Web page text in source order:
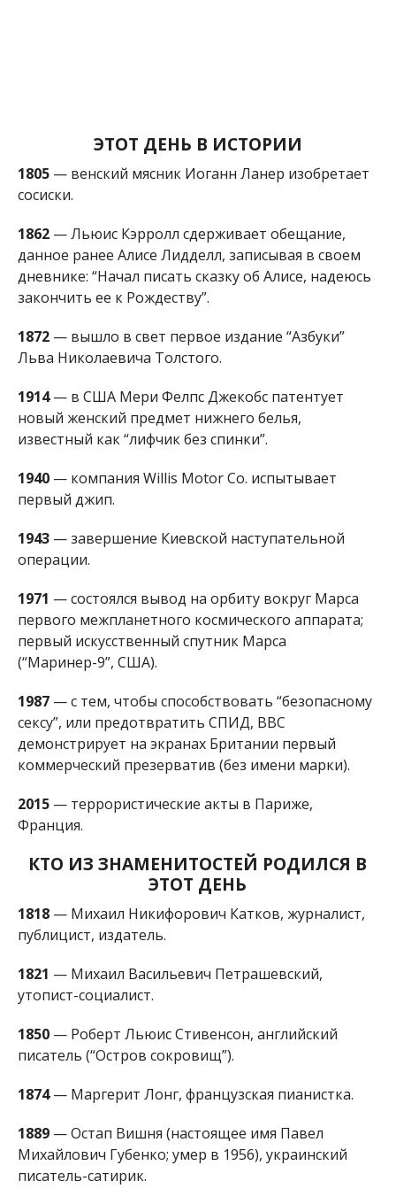
ЭТОТ ДЕНЬ В ИСТОРИИ
1805— венский мясник Иоганн Ланер изобретает
сосиски.
1862— Льюис Кэрролл сдерживает обещание,
данное ранее Алисе Лидделл, записывая в своем
дневнике: “Начал писать сказку об Алисе, надеюсь
закончить ее к Рождеству”.
1872— вышло в свет первое издание “Азбуки”
Льва Николаевича Толстого.
1914— в США Мери Фелпс Джекобс патентует
новый женский предмет нижнего белья,
известный как “лифчик без спинки”.
1940— компания Willis Motor Co. испытывает
первый джип.
1943— завершение Киевской наступательной
операции.
1971 — состоялся вывод на орбиту вокруг Марса
первого межпланетного космического аппарата;
первый искусственный спутник Марса
(“Маринер-9”, США).
1987— с тем, чтобы способствовать “безопасному
сексу”, или предотвратить СПИД, BBC
демонстрирует на экранах Британии первый
коммерческий презерватив (без имени марки).
2015— террористические акты в Париже,
Франция.
КТО ИЗ ЗНАМЕНИТОСТЕЙ РОДИЛСЯ В
ЭТОТ ДЕНЬ
1818— Михаил Никифорович Катков, журналист,
публицист, издатель.
1821 — Михаил Васильевич Петрашевский,
утопист-социалист.
1850— Роберт Льюис Стивенсон, английский
писатель (“Остров сокровищ”).
1874— Маргерит Лонг, французская пианистка.
1889— Остап Вишня (настоящее имя Павел
Михайлович Губенко; умер в 1956), украинский
писатель-сатирик.